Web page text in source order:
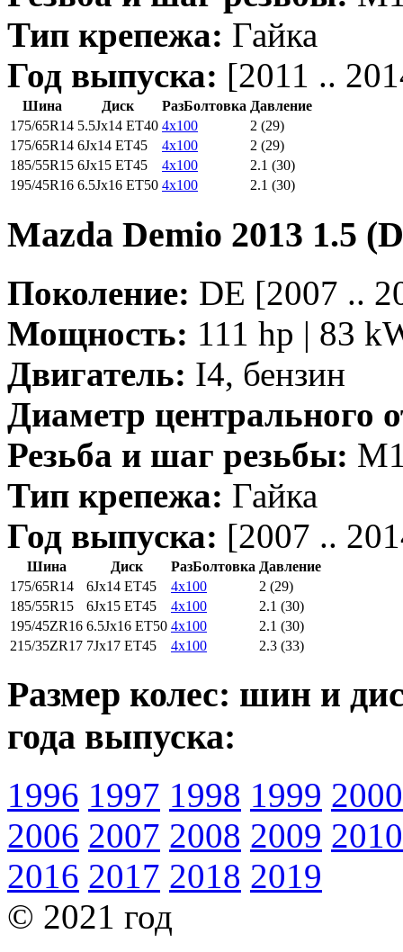
Тип крепежа: Гайка
Год выпуска: [2011 ..
Шина Диск РазБолтовка Давление
175/65R14 5.5Jx14 ET40 4x100
2 (29)
175/65R14 6Jx14 ET45 4x100
2 (29)
185/55R15 6Jx15 ET45 4x100
2.1 (30)
195/45R16 6.5Jx16 ET50 4x100 2.1 (30)
Mazda Demio 2013 1.5
Поколение: DE [2007 ..
Мощность: 111 hp | 83
Двигатель: I4, бензин
Диаметр центрального
Резьба и шаг резьбы:
Тип крепежа: Гайка
Год выпуска: [2007 ..
Шина Диск РазБолтовка Давление
175/65R14
6Jx14 ET45 4x100
2 (29)
185/55R15
6Jx15 ET45 4x100
2.1 (30)
195/45ZR16 6.5Jx16 ET50 4x100
2.1 (30)
215/35ZR17 7Jx17 ET45 4x100 2.3 (33)
Размер колес: шин и
года выпуска:
1996 1997 1998 1999 2000
2006 2007 2008 2009 2010
2016 2017 2018 2019
© 2021 год